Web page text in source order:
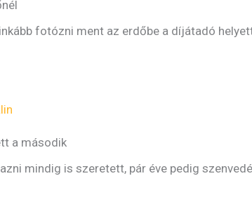
fotózni ment az erdőbe a díjátadó
a második
mindig is szeretett, pár éve pedig